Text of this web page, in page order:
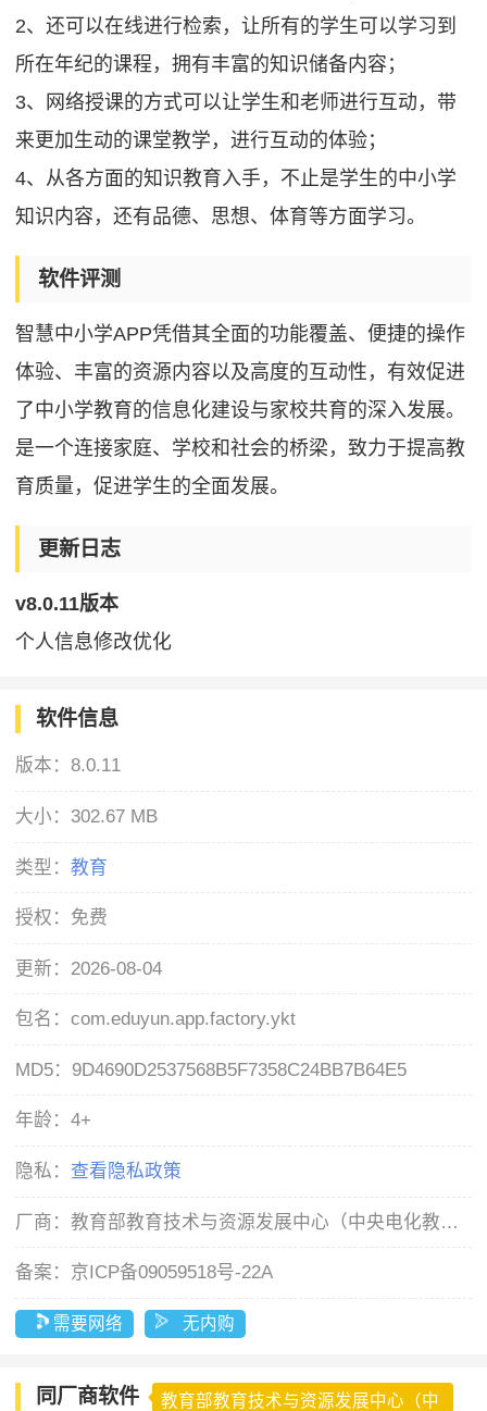
2、还可以在线进行检索，让所有的学生可以学习到
所在年纪的课程，拥有丰富的知识储备内容；
3、网络授课的方式可以让学生和老师进行互动，带
来更加生动的课堂教学，进行互动的体验；
4、从各方面的知识教育入手，不止是学生的中小学
知识内容，还有品德、思想、体育等方面学习。
软件评测
智慧中小学APP凭借其全面的功能覆盖、便捷的操作
体验、丰富的资源内容以及高度的互动性，有效促进
了中小学教育的信息化建设与家校共育的深入发展。
是一个连接家庭、学校和社会的桥梁，致力于提高教
育质量，促进学生的全面发展。
更新日志
v8.0.11版本
个人信息修改优化
软件信息
版本：8.0.11
大小： 302.67 MB
类型：教育
授权： 免费
更新： 2026-08-04
包名：com.eduyun.app.factory.ykt
MD5： 9D4690D2537568B5F7358C24BB7B64E5
年龄：4+
隐私： 查看隐私政策
厂商：教育部教育技术与资源发展中心（中央电化教育馆）
备案： 京ICP备09059518号-22A
需要网络 无内购
同厂商软件
教育部教育技术与资源发展中心（中